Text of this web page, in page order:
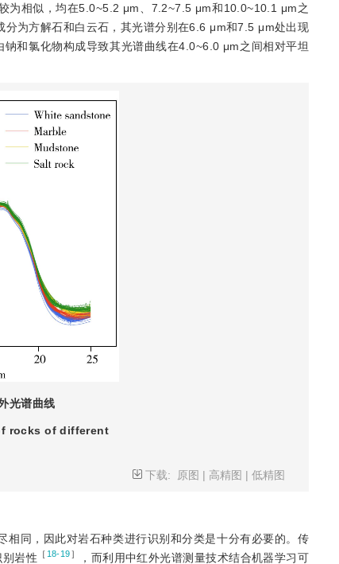
为相似，均在5.0~5.2 μm、7.2~7.5 μm和10.0~10.1 μm之
为方解石和白云石，其光谱分别在6.6 μm和7.5 μm处出现
和氯化物构成导致其光谱曲线在4.0~6.0 μm之间相对平坦
光谱曲线
rocks of different
下载:
原图 | 高精图 |低精图
同，因此对岩石种类进行识别和分类是十分有必要的。传
岩性 ［ 18-19］ ，而利用中红外光谱测量技术结合机器学习可